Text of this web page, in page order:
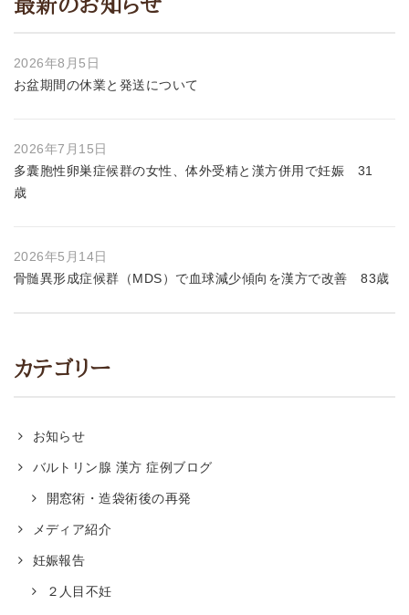
最新のお知らせ
2026年8月5日
お盆期間の休業と発送について
2026年7月15日
多囊胞性卵巣症候群の女性、体外受精と漢方併用で妊娠 31
歳
2026年5月14日
骨髄異形成症候群（MDS）で血球減少傾向を漢方で改善 83歳
カテゴリー
お知らせ
バルトリン腺 漢方 症例ブログ
開窓術・造袋術後の再発
メディア紹介
妊娠報告
２人目不妊